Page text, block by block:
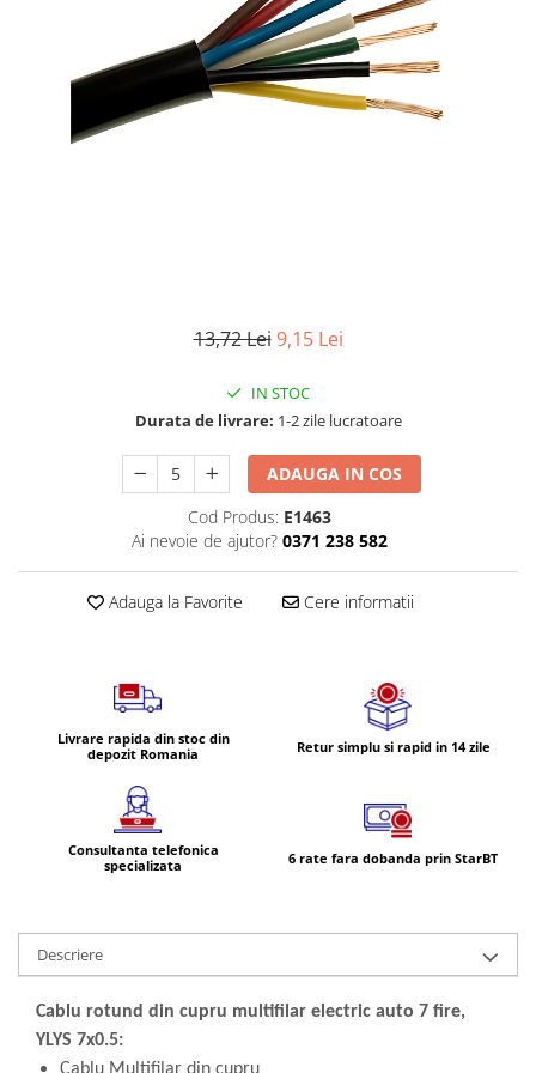
Mercedes Actros
Scania R S G P Next Generation
Volvo Aero
Volvo FH 2 Euro 4
Volvo Model FM
Lumini, Becuri, Proiectoare
Accesorii iluminare LED camioane
Bare LED (LED Bar) off-road, auto
Becuri auto
Becuri Led Auto
Becuri Xenon Auto
Faruri Camioane, Utilaje &
Tractoare
13,72 Lei 9,15 Lei
IN STOC
Durata de livrare: 1-2 zile lucratoare
ADAUGA IN COS
Cod Produs: E1463
Ai nevoie de ajutor? 0371 238 582
Adauga la Favorite Cere informatii
Livrare rapida din stoc din
depozit Romania
Retur simplu si rapid in 14 zile
Consultanta telefonica
specializata
6 rate fara dobanda prin StarBT
Descriere
Cablu rotund din cupru multifilar electric auto 7 fire,
YLYS 7x0.5: